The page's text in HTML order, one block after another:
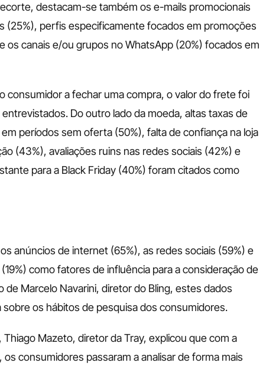
destacam-se também os e-mails promocionais
(25%), perfis especificamente focados em promoções
os canais e/ou grupos no WhatsApp (20%) focados em
consumidor a fechar uma compra, o valor do frete foi
Do outro lado da moeda, altas taxas de
períodos sem oferta (50%), falta de confiança na loja
(43%), avaliações ruins nas redes sociais (42%) e
para a Black Friday (40%) foram citados como
anúncios de internet (65%), as redes sociais (59%) e
como fatores de influência para a consideração de
de Marcelo Navarini, diretor do Bling, estes dados
os hábitos de pesquisa dos consumidores.
Mazeto, diretor da Tray, explicou que com a
os consumidores passaram a analisar de forma mais